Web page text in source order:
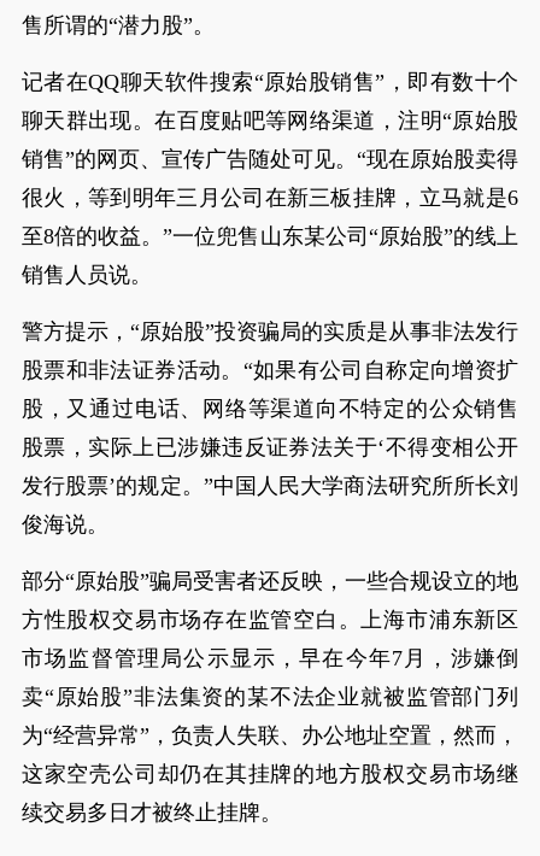
售所谓的“潜力股”。
记者在QQ聊天软件搜索“原始股销售”，即有数十个
聊天群出现。在百度贴吧等网络渠道，注明“原始股
销售”的网页、宣传广告随处可见。“现在原始股卖得
很火，等到明年三月公司在新三板挂牌，立马就是6
至8倍的收益。”一位兜售山东某公司“原始股”的线上
销售人员说。
警方提示，“原始股”投资骗局的实质是从事非法发行
股票和非法证券活动。“如果有公司自称定向增资扩
股，又通过电话、网络等渠道向不特定的公众销售
股票，实际上已涉嫌违反证券法关于‘不得变相公开
发行股票’的规定。”中国人民大学商法研究所所长刘
俊海说。
部分“原始股”骗局受害者还反映，一些合规设立的地
方性股权交易市场存在监管空白。上海市浦东新区
市场监督管理局公示显示，早在今年7月，涉嫌倒
卖“原始股”非法集资的某不法企业就被监管部门列
为“经营异常”，负责人失联、办公地址空置，然而，
这家空壳公司却仍在其挂牌的地方股权交易市场继
续交易多日才被终止挂牌。